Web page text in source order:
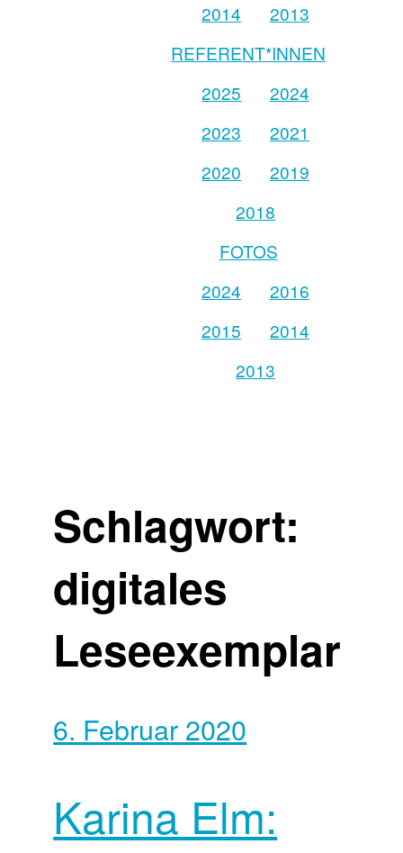
2014
2013
REFERENT*INNEN
2025
2024
2023
2021
2020
2019
2018
FOTOS
2024
2016
2015
2014
2013
Schlagwort:
digitales
Leseexemplar
6. Februar 2020
Karina Elm: